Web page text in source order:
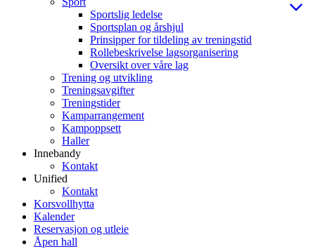
Sportslig ledelse
Sportsplan og årshjul
Prinsipper for tildeling av treningstid
Rollebeskrivelse lagsorganisering
Oversikt over våre lag
Trening og utvikling
Treningsavgifter
Treningstider
Kamparrangement
Kampoppsett
Haller
Innebandy
Kontakt
Unified
Kontakt
Korsvollhytta
Kalender
Reservasjon og utleie
Åpen hall